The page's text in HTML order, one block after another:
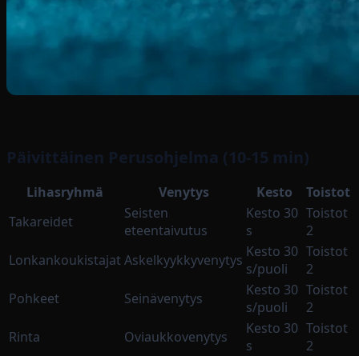
Päivittäinen Perusohjelma (10-15 min)
Lihasryhmä Venytys Kesto
Toistot
Takareidet
Seisten
eteentaivutus
Kesto 30
s
Toistot
2
LonkankoukistajatAskelkyykkyvenytys Kesto 30
s/puoli
Toistot
2
Pohkeet
Seinävenytys
Kesto 30
s/puoli
Toistot
2
Rinta
Oviaukkovenytys
Kesto 30
s
Toistot
2